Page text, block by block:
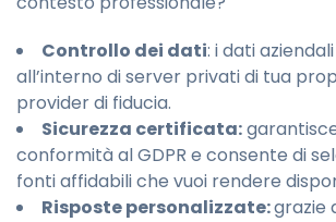
Controllo dei dati: i dati
all’interno di server privati di tua
provider di fiducia.
Sicurezza certificata:
conformità al GDPR e consente di
fonti affidabili che vuoi rendere
Risposte personalizzate:grazie